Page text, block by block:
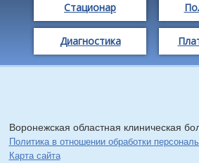
Стационар
Диагностика
Воронежская областная клиническая
Политика в отношении обработки
Карта сайта